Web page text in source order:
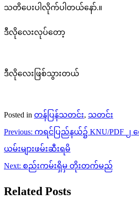
သတိပေးပါလိုက်ပါတယ်နော်.။
ဒီလိုလေးလုပ်တော့
ဒီလိုလေးဖြစ်သွားတယ်
Posted in တန်ပြန်သတင်း, သတင်း
Post
navigation
Previous: ကရင်ပြည်နယ်၌ KNU/PDF ၂
ယမ်းများဖမ်းဆီးရမိ
Next: စည်းကမ်းရှိမှ တိုးတက်မည်
Related Posts